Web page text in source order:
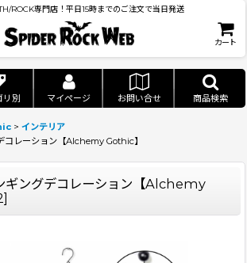
ROCK専門店！平日15時までのご注文で当日発送
カート
リ別 マイページ お問い合せ 商品検索
> インテリア
レーション【Alchemy Gothic】
ングデコレーション【Alchemy
]